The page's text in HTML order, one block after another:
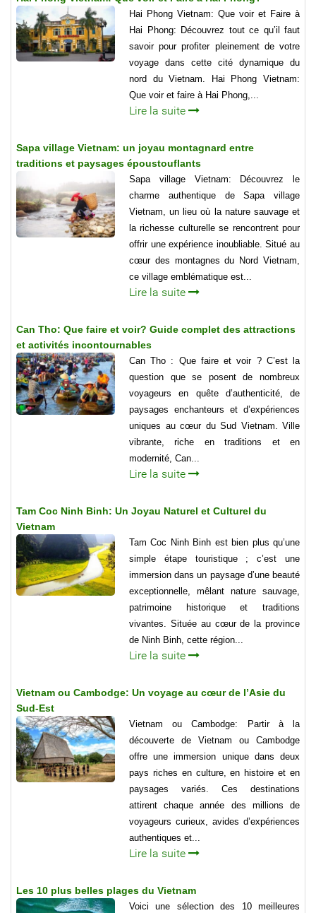
Hai Phong Vietnam: Que voir et Faire à
Hai Phong: Découvrez tout ce qu’il faut
savoir pour profiter pleinement de votre
voyage dans cette cité dynamique du
nord du Vietnam. Hai Phong Vietnam:
Que voir et faire à Hai Phong,...
Lire la suite
Sapa village Vietnam: un joyau montagnard entre
traditions et paysages époustouflants
Sapa village Vietnam: Découvrez le
charme authentique de Sapa village
Vietnam, un lieu où la nature sauvage et
la richesse culturelle se rencontrent pour
offrir une expérience inoubliable. Situé au
cœur des montagnes du Nord Vietnam,
ce village emblématique est...
Lire la suite
Can Tho: Que faire et voir? Guide complet des attractions
et activités incontournables
Can Tho : Que faire et voir ? C’est la
question que se posent de nombreux
voyageurs en quête d’authenticité, de
paysages enchanteurs et d’expériences
uniques au cœur du Sud Vietnam. Ville
vibrante, riche en traditions et en
modernité, Can...
Lire la suite
Tam Coc Ninh Binh: Un Joyau Naturel et Culturel du
Vietnam
Tam Coc Ninh Binh est bien plus qu’une
simple étape touristique ; c’est une
immersion dans un paysage d’une beauté
exceptionnelle, mêlant nature sauvage,
patrimoine historique et traditions
vivantes. Située au cœur de la province
de Ninh Binh, cette région...
Lire la suite
Vietnam ou Cambodge: Un voyage au cœur de l’Asie du
Sud-Est
Vietnam ou Cambodge: Partir à la
découverte de Vietnam ou Cambodge
offre une immersion unique dans deux
pays riches en culture, en histoire et en
paysages variés. Ces destinations
attirent chaque année des millions de
voyageurs curieux, avides d’expériences
authentiques et...
Lire la suite
Les 10 plus belles plages du Vietnam
Voici une sélection des 10 meilleures